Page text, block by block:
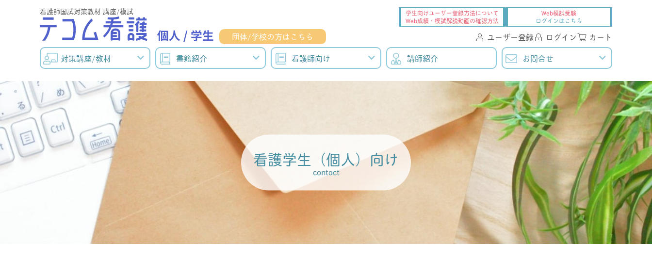
団体/学校の方はこちら
看護師国試対策教材 講座/模試
学生向けユーザー登録方法について
Web成績・模試解説動画の確認方法
Web模試受験
ログインはこちら
ユーザー登録 ログイン
カート
対策講座/教材
書籍紹介 看護師向け 講師紹介 お問合せ
看護学生（個人）向け
contact